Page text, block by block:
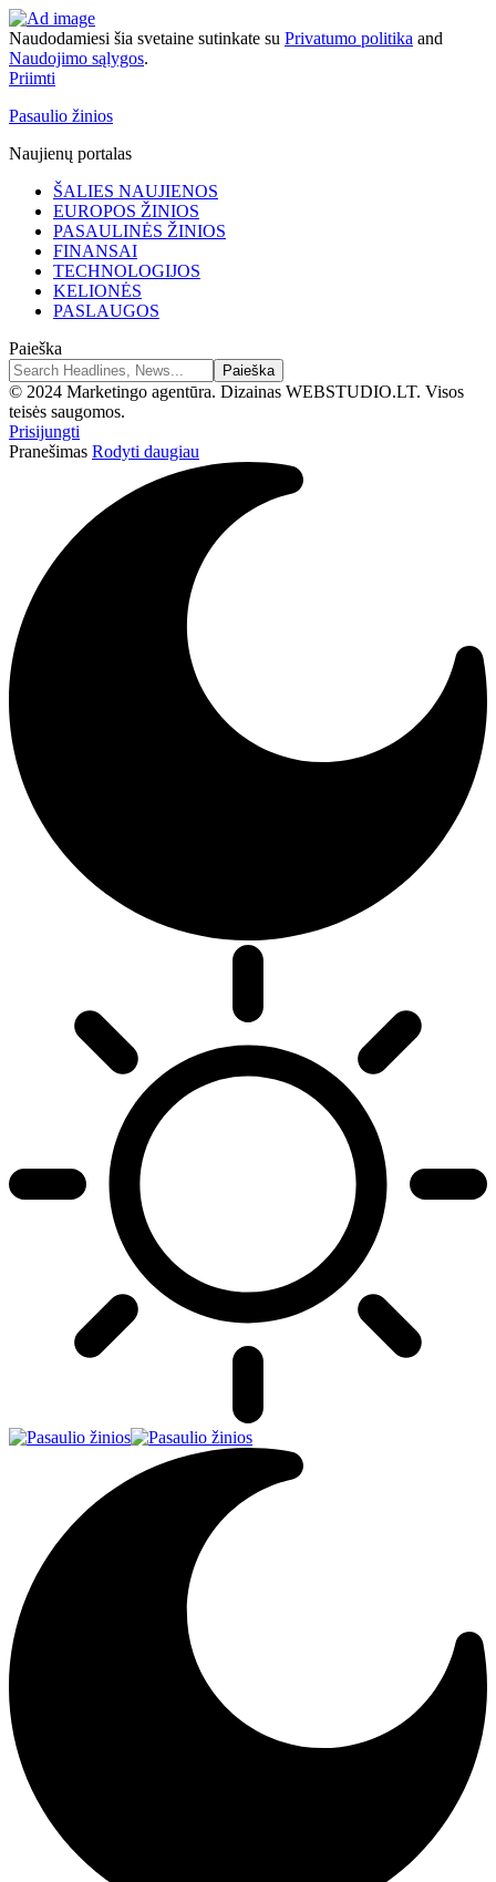
Naudodamiesi šia svetaine sutinkate su Privatumo politika and
Naudojimo sąlygos.
Priimti
Pasaulio žinios
Naujienų portalas
ŠALIES NAUJIENOS
EUROPOS ŽINIOS
PASAULINĖS ŽINIOS
FINANSAI
TECHNOLOGIJOS
KELIONĖS
PASLAUGOS
Paieška
© 2024 Marketingo agentūra. Dizainas WEBSTUDIO.LT. Visos
teisės saugomos.
Prisijungti
Pranešimas Rodyti daugiau